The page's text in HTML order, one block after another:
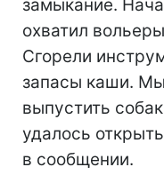
замыкание.
охватил
Сгорели
запасы каши.
выпустить
удалось
в сообщении.